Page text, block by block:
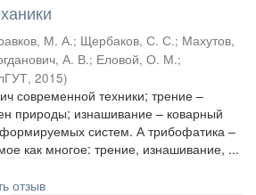
М. А.; Щербаков, С. С.; Махутов,
А. В.; Еловой, О. М.;
, 2015)
современной техники; трение –
природы; изнашивание – коварный
систем. А трибофатика –
как многое: трение, изнашивание, ...
отзыв